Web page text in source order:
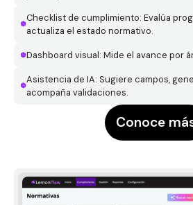
Checklist de cumplimiento: Evalúa
actualiza el estado normativo.
Dashboard visual: Mide el avance por
Asistencia de IA: Sugiere campos,
acompaña validaciones.
Conoce